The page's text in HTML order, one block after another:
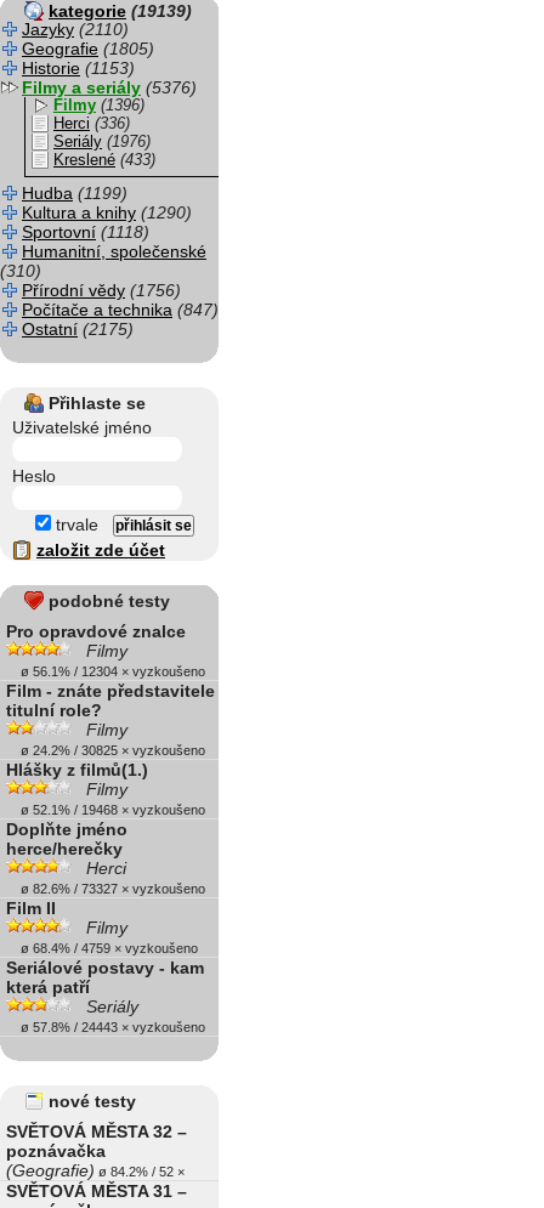
kategorie (19139)
Jazyky (2110)
Geografie (1805)
Historie (1153)
Filmy a seriály (5376)
Filmy (1396)
Herci (336)
Seriály (1976)
Kreslené (433)
Hudba (1199)
Kultura a knihy (1290)
Sportovní (1118)
Humanitní, společenské
(310)
Přírodní vědy (1756)
Počítače a technika (847)
Ostatní (2175)
Přihlaste se
Uživatelské jméno
Heslo
trvale
založit zde účet
podobné testy
Pro opravdové znalce
Filmy
ø 56.1% / 12304 × vyzkoušeno
Film - znáte představitele
titulní role?
Filmy
ø 24.2% / 30825 × vyzkoušeno
Hlášky z filmů(1.)
Filmy
ø 52.1% / 19468 × vyzkoušeno
Doplňte jméno
herce/herečky
Herci
ø 82.6% / 73327 × vyzkoušeno
Film II
Filmy
ø 68.4% / 4759 × vyzkoušeno
Seriálové postavy - kam
která patří
Seriály
ø 57.8% / 24443 × vyzkoušeno
nové testy
SVĚTOVÁ MĚSTA 32 –
poznávačka
(Geografie) ø 84.2% / 52 ×
SVĚTOVÁ MĚSTA 31 –